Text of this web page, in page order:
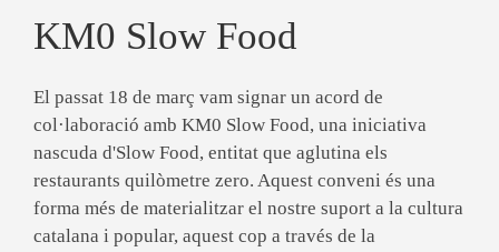
KM0 Slow Food
El passat 18 de març vam signar un acord de
col·laboració amb KM0 Slow Food, una iniciativa
nascuda d'Slow Food, entitat que aglutina els
restaurants quilòmetre zero. Aquest conveni és una
forma més de materialitzar el nostre suport a la cultura
catalana i popular, aquest cop a través de la